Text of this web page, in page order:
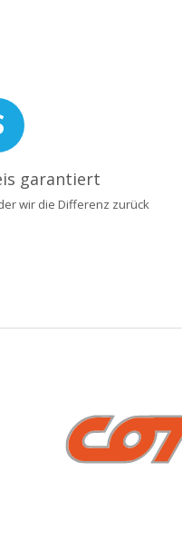
garantiert
wir die Differenz zurück